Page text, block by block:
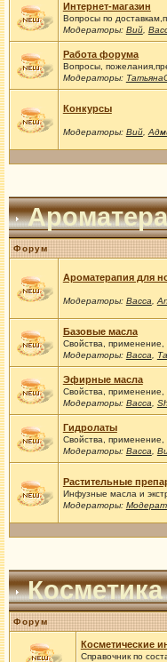
Интернет-магазин
Вопросы по
Модераторы: Вий,
Работа форума
Вопросы,
Модераторы:
Конкурсы
Модераторы: Вий,
Форум
Ароматерапия для
Модераторы: Васса
Базовые масла
Свойства, применение,
Модераторы: Васса
Эфирные масла
Свойства, применение,
Модераторы: Васса
Гидролаты
Свойства, применение,
Модераторы: Васса
Растительные
Инфузные масла и
Модераторы:
Форум
Косметические
Справочник по